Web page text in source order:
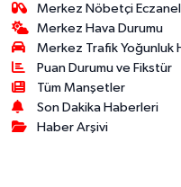
Merkez Nöbetçi
Merkez Hava Durumu
Merkez Trafik Yoğunluk
Puan Durumu ve Fikstür
Tüm Manşetler
Son Dakika Haberleri
Haber Arşivi